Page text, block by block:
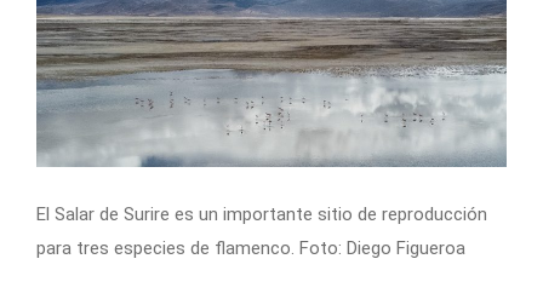
El Salar de Surire es un importante sitio de reproducción
para tres especies de flamenco. Foto: Diego Figueroa